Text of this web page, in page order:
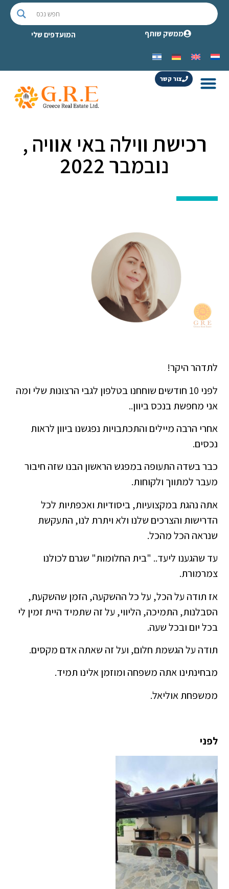
ממשק שותף המועדפים שלי
צור קשר
רכישת ווילה באי אוויה ,
נובמבר 2022
לתדהר היקר!
לפני 10 חודשים שוחחנו בטלפון לגבי הרצונות שלי ומה
אני מחפשת בנכס ביוון..
אחרי הרבה מיילים והתכתבויות נפגשנו ביוון לראות
נכסים.
כבר בשדה התעופה במפגש הראשון הבנו שזה חיבור
מעבר למתווך ולקוחות.
אתה נהגת במקצועיות, ביסודיות ואכפתיות לכל
הדרישות והצרכים שלנו ולא ויתרת לנו, התעקשת
שנראה הכל מהכל.
עד שהגענו ליעד.. "בית החלומות" שגרם לכולנו
צמרמורת.
אז תודה על הכל, על כל ההשקעה, הזמן שהשקעת,
הסבלנות, התמיכה, הליווי, על זה שתמיד היית זמין לי
בכל יום ובכל שעה.
תודה על הגשמת חלום, ועל זה שאתה אדם מקסים.
מבחינתינו אתה משפחה ומוזמן אלינו תמיד.
ממשפחת אוליאל.
לפני